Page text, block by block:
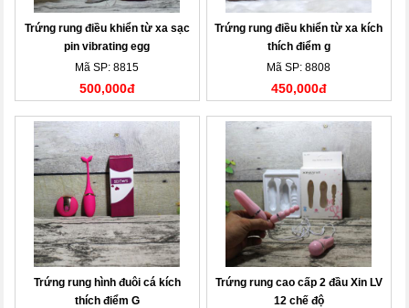
Trứng rung điều khiển từ xa sạc
pin vibrating egg
Mã SP: 8815
500,000đ
Trứng rung điều khiển từ xa kích
thích điểm g
Mã SP: 8808
450,000đ
Trứng rung hình đuôi cá kích
thích điểm G
Trứng rung cao cấp 2 đầu Xin LV
12 chế độ